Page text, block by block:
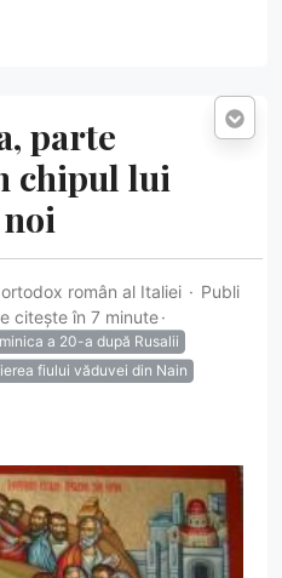
parte
chipul lui
român al Italiei
Publi
citește în 7 minute
a 20-a după Rusalii
fiului văduvei din Nain